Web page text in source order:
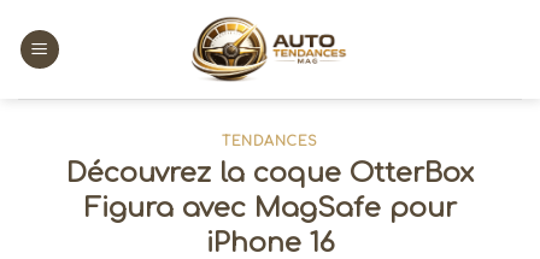
content
TENDANCES
Découvrez la coque OtterBox
Figura avec MagSafe pour
iPhone 16